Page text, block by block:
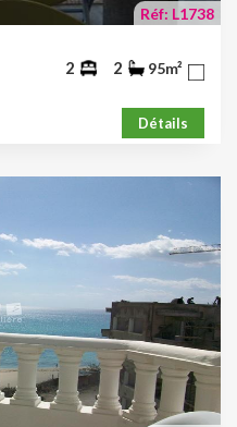
Réf: L1738
2 2 95m²
Détails